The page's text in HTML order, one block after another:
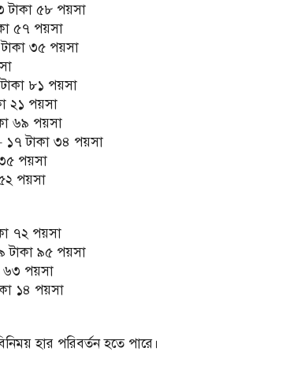
৫৮ পয়সা
৫৭ পয়সা
টাকা ৩৫ পয়সা
৮১ পয়সা
২১ পয়সা
৬৯ পয়সা
১৭ টাকা ৩৪ পয়সা
পয়সা
৫২ পয়সা
৭২ পয়সা
টাকা ৯৫ পয়সা
৬৩ পয়সা
১৪ পয়সা
হার পরিবর্তন হতে পারে।